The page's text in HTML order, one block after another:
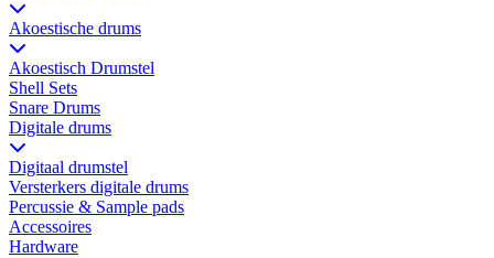
Akoestische drums
Akoestisch Drumstel
Shell Sets
Snare Drums
Digitale drums
Digitaal drumstel
Versterkers digitale drums
Percussie & Sample pads
Accessoires
Hardware